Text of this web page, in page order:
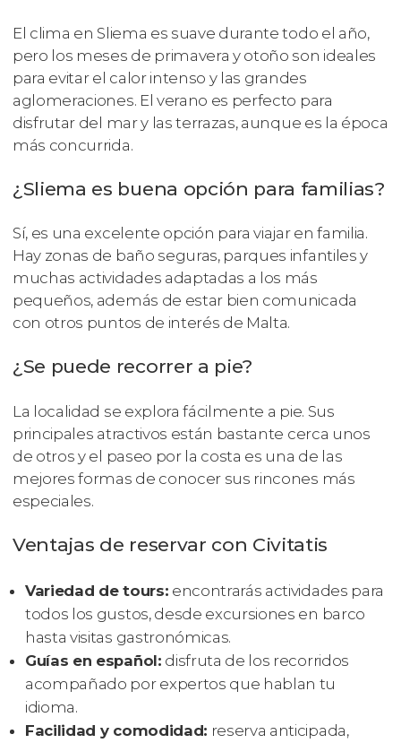
El clima en Sliema es suave durante todo el año,
pero los meses de primavera y otoño son ideales
para evitar el calor intenso y las grandes
aglomeraciones. El verano es perfecto para
disfrutar del mar y las terrazas, aunque es la época
más concurrida.
¿Sliema es buena opción para familias?
Sí, es una excelente opción para viajar en familia.
Hay zonas de baño seguras, parques infantiles y
muchas actividades adaptadas a los más
pequeños, además de estar bien comunicada
con otros puntos de interés de Malta.
¿Se puede recorrer a pie?
La localidad se explora fácilmente a pie. Sus
principales atractivos están bastante cerca unos
de otros y el paseo por la costa es una de las
mejores formas de conocer sus rincones más
especiales.
Ventajas de reservar con Civitatis
Variedad de tours: encontrarás actividades para
todos los gustos, desde excursiones en barco
hasta visitas gastronómicas.
Guías en español: disfruta de los recorridos
acompañado por expertos que hablan tu
idioma.
Facilidad y comodidad: reserva anticipada,